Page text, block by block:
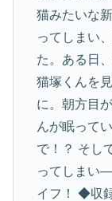
猫みたいな
ってしまい
た。ある日
猫塚くんを
に。朝方目
んが眠って
で！？ そし
ってしまい
イフ！ ◆収